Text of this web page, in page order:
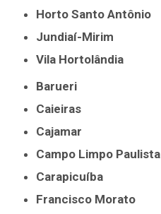
Horto Santo Antônio
Jundiaí-Mirim
Vila Hortolândia
Barueri
Caieiras
Cajamar
Campo Limpo Paulista
Carapicuíba
Francisco Morato